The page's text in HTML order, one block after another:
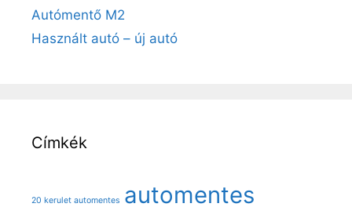
Autómentő M2
Használt autó – új autó
Címkék
20 kerulet automentes automentes